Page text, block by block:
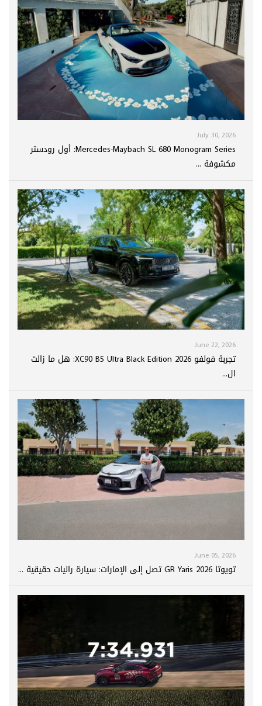
July 30, 2026
Mercedes-Maybach SL 680 Monogram Series: أول رودستر
مكشوفة ...
June 22, 2026
تجربة فولفو XC90 B5 Ultra Black Edition 2026: هل ما زالت
ال...
June 05, 2026
تويوتا GR Yaris 2026 تصل إلى الإمارات: سيارة راليات حقيقية ...